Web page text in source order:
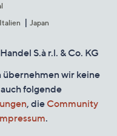
Italien Japan
S.à r.l. & Co. KG
wir keine
folgende
, die Community
.